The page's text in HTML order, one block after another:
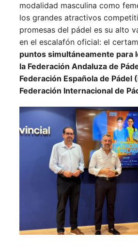
modalidad masculina como
los grandes atractivos
promesas del pádel es su alto
en el escalafón oficial: el
puntos simultáneamente para
la Federación Andaluza de
Federación Española de Pádel
Federación Internacional de